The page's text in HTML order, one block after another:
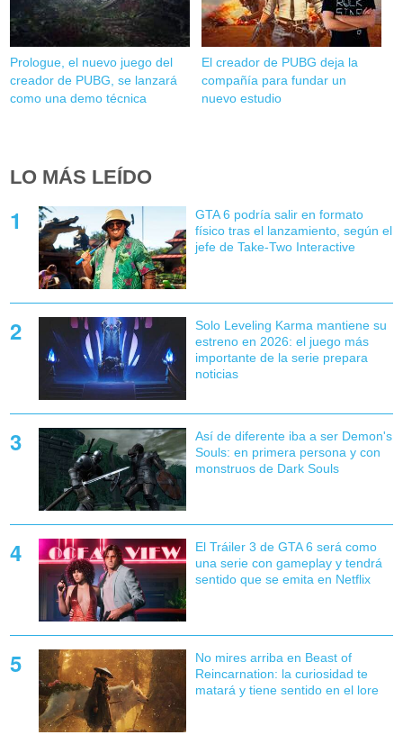
Prologue, el nuevo juego del
creador de PUBG, se lanzará
como una demo técnica
El creador de PUBG deja la
compañía para fundar un
nuevo estudio
LO MÁS LEÍDO
GTA 6 podría salir en formato
físico tras el lanzamiento, según el
jefe de Take-Two Interactive
Solo Leveling Karma mantiene su
estreno en 2026: el juego más
importante de la serie prepara
noticias
Así de diferente iba a ser Demon's
Souls: en primera persona y con
monstruos de Dark Souls
El Tráiler 3 de GTA 6 será como
una serie con gameplay y tendrá
sentido que se emita en Netflix
No mires arriba en Beast of
Reincarnation: la curiosidad te
matará y tiene sentido en el lore